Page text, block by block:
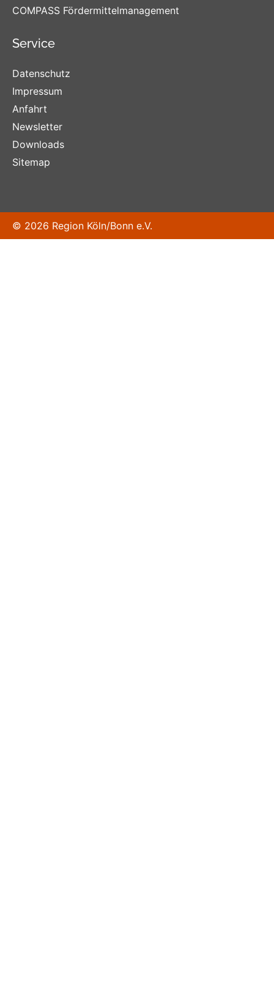
COMPASS Fördermittelmanagement
Service
Datenschutz
Impressum
Anfahrt
Newsletter
Downloads
Sitemap
© 2026 Region Köln/Bonn e.V.